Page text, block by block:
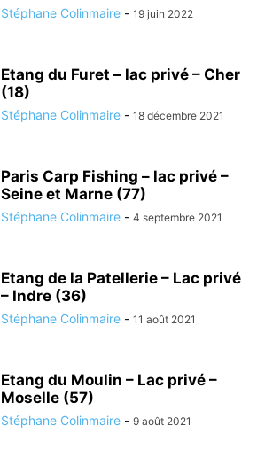
Stéphane Colinmaire - 19 juin 2022
Etang du Furet – lac privé – Cher
(18)
Stéphane Colinmaire - 18 décembre 2021
Paris Carp Fishing – lac privé –
Seine et Marne (77)
Stéphane Colinmaire - 4 septembre 2021
Etang de la Patellerie – Lac privé
– Indre (36)
Stéphane Colinmaire - 11 août 2021
Etang du Moulin – Lac privé –
Moselle (57)
Stéphane Colinmaire - 9 août 2021